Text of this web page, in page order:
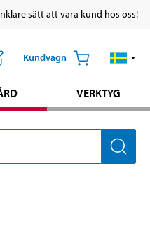
sätt att vara kund hos oss!
Kundvagn
VERKTYG